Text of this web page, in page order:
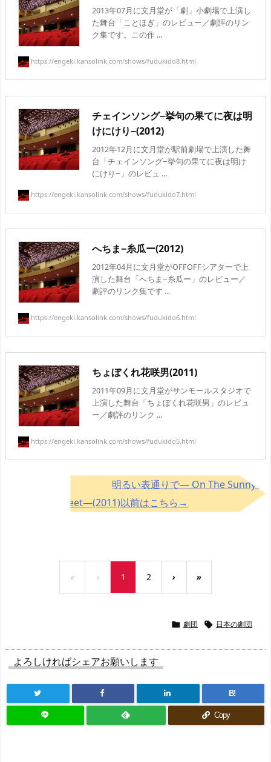
2013年07月に文月堂が「劇」小劇場で上演し
た舞台「ことほぎ」のレビュー／劇評のリン
ク集です。この作 ...
https://engeki.kansolink.com/shows/fudukido8.html
チェインソング−挙句の果てに夜は明
けにけり−(2012)
2012年12月に文月堂が駅前劇場で上演した舞
台「チェインソング−挙句の果てに夜は明け
にけり−」のレビュ ...
https://engeki.kansolink.com/shows/fudukido7.html
へちま−糸瓜ー(2012)
2012年04月に文月堂がOFFOFFシアターで上
演した舞台「へちま−糸瓜ー」のレビュー／
劇評のリンク集です ...
https://engeki.kansolink.com/shows/fudukido6.html
ちょぼくれ花咲男(2011)
2011年09月に文月堂がサンモールスタジオで
上演した舞台「ちょぼくれ花咲男」のレビュ
ー／劇評のリンク ...
https://engeki.kansolink.com/shows/fudukido5.html
明るい表通りで— On The Sunny S
ide Of The Street—(2011)以前はこちら→
« ‹ 1 2 › »
 劇団  日本の劇団
よろしければシェアお願いします
B!
Copy